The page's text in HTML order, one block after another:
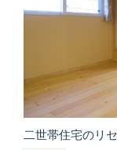
二世帯住宅のリ